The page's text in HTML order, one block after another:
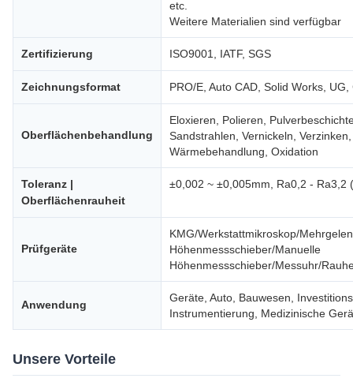
etc.
Weitere Materialien sind verfügbar
Zertifizierung ISO9001, IATF, SGS
Zeichnungsformat PRO/E, Auto CAD, Solid Works,
Oberflächenbehandlung
Eloxieren, Polieren,
Sandstrahlen, Vernickeln,
Wärmebehandlung, Oxidation
Toleranz |
Oberflächenrauheit
±0,002 ~ ±0,005mm, Ra0,2 - Ra3,2
Prüfgeräte
KMG/Werkstattmikroskop/
Höhenmessschieber/Manuelle
Höhenmessschieber/Messuhr/
Anwendung
Geräte, Auto, Bauwesen,
Instrumentierung, Medizinische
Unsere Vorteile